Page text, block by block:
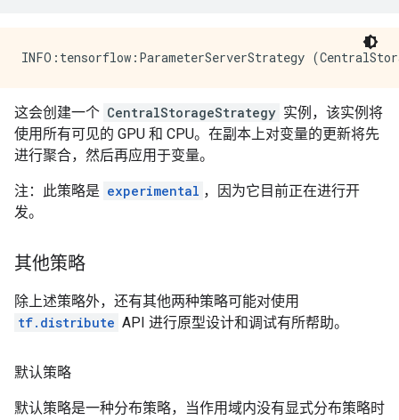
这会创建一个 CentralStorageStrategy 实例，该实例将
使用所有可见的 GPU 和 CPU。在副本上对变量的更新将先
进行聚合，然后再应用于变量。
注：此策略是 experimental ，因为它目前正在进行开
发。
其他策略
除上述策略外，还有其他两种策略可能对使用
tf.distribute API 进行原型设计和调试有所帮助。
默认策略
默认策略是一种分布策略，当作用域内没有显式分布策略时